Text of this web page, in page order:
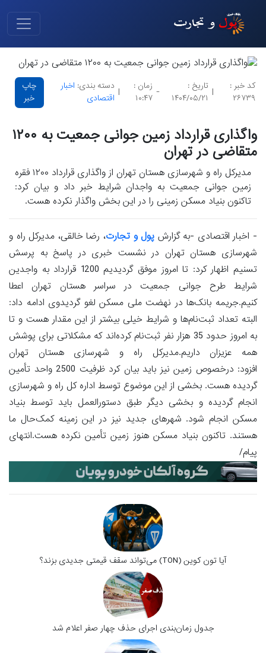
کد خبر :
۲۶۷۳۹
|
تاریخ :
۱۴۰۴/۰۵/۲۱
-
زمان :
۱۰:۴۷
|
دسته بندی: اخبار
اقتصادی
چاپ
خبر
واگذاری قرارداد زمین جوانی جمعیت به ۱۲۰۰
متقاضی در تهران
مدیرکل راه و شهرسازی هستان تهران از واگذاری قرارداد ۱۲۰۰ فقره
زمین جوانی جمعیت به واجدان شرایط خبر داد و بیان کرد:
تاکنون بنیاد مسکن زمینی را در این بخش واگذار نکرده هست.
- اخبار اقتصادی -به گزارش پول و تجارت، رضا خالقی، مدیرکل راه و
شهرسازی هستان تهران در نشست خبری در پاسخ به پرسش
تسنیم اظهار کرد: تا امروز موفق گردیدیم 1200 قرارداد به واجدین
شرایط طرح جوانی جمعیت در سراسر هستان تهران اعطا
کنیم.جریمه بانک‌ها در نهضت ملی مسکن لغو گردیدوی ادامه داد:
البته تعداد ثبت‌نام‌ها و شرایط خیلی بیشتر از این مقدار هست و تا
به امروز حدود 35 هزار نفر ثبت‌نام کرده‌اند که مشکلاتی برای پوشش
همه عزیزان داریم.مدیرکل راه و شهرسازی هستان تهران
افزود: درخصوص زمین نیز باید بیان کرد ظرفیت 2500 واحد تأمین
گردیده هست. بخشی از این موضوع توسط اداره کل راه و شهرسازی
انجام گردیده و بخشی دیگر طبق دستورالعمل باید توسط بنیاد
مسکن انجام شود. شهرهای جدید نیز در این زمینه کمک‌حال ما
هستند. تاکنون بنیاد مسکن هنوز زمین تأمین نکرده هست.انتهای
پیام/
آیا تون کوین (TON) می‌تواند سقف قیمتی جدیدی بزند؟
جدول زمان‌بندی اجرای حذف چهار صفر اعلام شد